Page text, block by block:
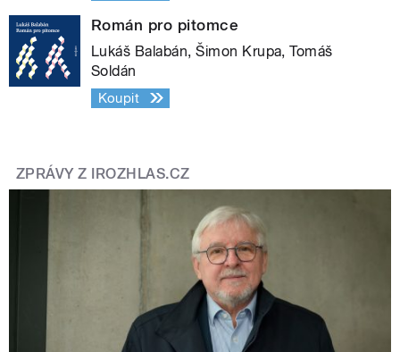
Román pro pitomce
Lukáš Balabán, Šimon Krupa, Tomáš
Soldán
Koupit
ZPRÁVY Z IROZHLAS.CZ